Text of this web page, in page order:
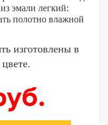
эмали легкий:
полотно влажной
изготовлены в